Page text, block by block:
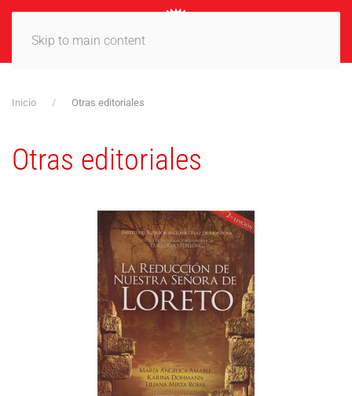
Skip to main content
Inicio Otras editoriales
Otras editoriales